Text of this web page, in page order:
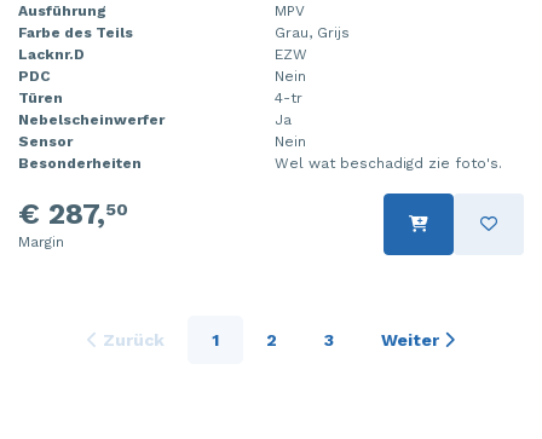
Ausführung
MPV
Farbe des Teils
Grau, Grijs
Lacknr.D
EZW
PDC
Nein
Türen
4-tr
Nebelscheinwerfer
Ja
Sensor
Nein
Besonderheiten
Wel wat beschadigd zie foto's.
€ 287,50
Margin
Zurück 1 2 3 Weiter